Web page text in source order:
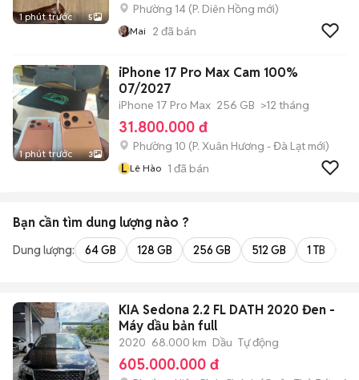
1 phút trước 5
Phường 14 (P. Diên Hồng mới)
Mai 2 đã bán
1 phút trước 3
iPhone 17 Pro Max Cam 100%
07/2027
iPhone 17 Pro Max 256 GB >12 tháng
31.800.000 đ
Phường 10 (P. Xuân Hương - Đà Lạt mới)
L Lê Hào 1 đã bán
Bạn cần tìm dung lượng nào ?
Dung lượng: 64 GB 128 GB 256 GB 512 GB 1 TB
KIA Sedona 2.2 FL DATH 2020 Đen -
Máy dầu bản full
2020 68.000 km Dầu Tự động
605.000.000 đ